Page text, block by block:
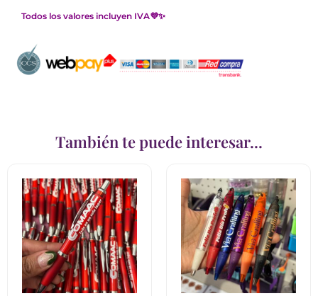
Todos los valores incluyen IVA💜✨
También te puede interesar...